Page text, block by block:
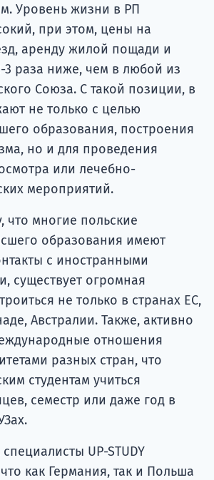
Уровень жизни в РП
при этом, цены на
аренду жилой пощади и
раза ниже, чем в любой из
Союза. С такой позиции, в
не только с целью
образования, построения
но и для проведения
или лечебно-
мероприятий.
что многие польские
образования имеют
с иностранными
существует огромная
не только в странах ЕС,
Австралии. Также, активно
отношения
разных стран, что
студентам учиться
семестр или даже год в
UP-STUDY
как Германия, так и Польша